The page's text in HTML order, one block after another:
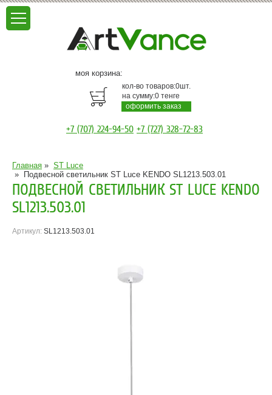
моя корзина:
кол-во товаров:0шт.
на сумму:0 тенге
оформить заказ
+7 (707) 224-94-50 +7 (727) 328-72-83
Главная » ST Luce
»
Подвесной светильник ST Luce KENDO SL1213.503.01
ПОДВЕСНОЙ СВЕТИЛЬНИК ST LUCE KENDO
SL1213.503.01
Артикул: SL1213.503.01